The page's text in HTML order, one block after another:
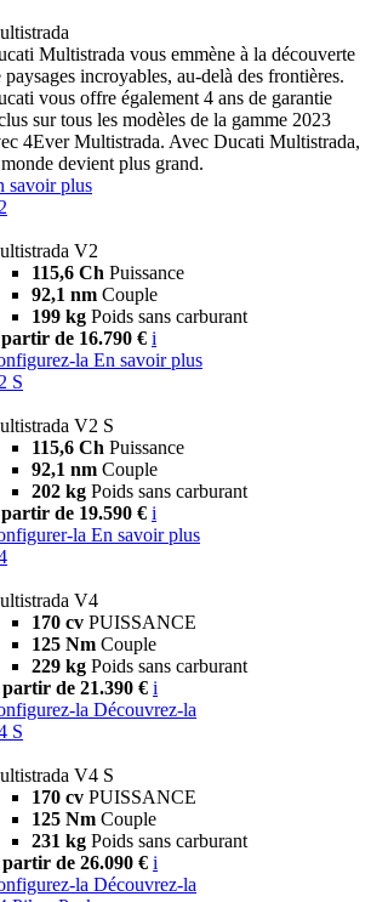
Multistrada vous emmène à la découverte
paysages incroyables, au-delà des frontières.
vous offre également 4 ans de garantie
sur tous les modèles de la gamme 2023
4Ever Multistrada. Avec Ducati Multistrada,
devient plus grand.
savoir plus
V2
115,6 Ch Puissance
92,1 nm Couple
199 kg Poids sans carburant
de 16.790 € i
la En savoir plus
S
V2 S
115,6 Ch Puissance
92,1 nm Couple
202 kg Poids sans carburant
de 19.590 € i
la En savoir plus
V4
170 cv PUISSANCE
125 Nm Couple
229 kg Poids sans carburant
de 21.390 € i
la Découvrez-la
S
V4 S
170 cv PUISSANCE
125 Nm Couple
231 kg Poids sans carburant
de 26.090 € i
la Découvrez-la